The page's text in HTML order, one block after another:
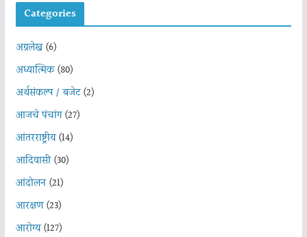
Categories
अग्रलेख(6)
अध्यात्मिक(80)
अर्थसंकल्प / बजेट(2)
आजचे पंचांग(27)
आंतरराष्ट्रीय(14)
आदिवासी(30)
आंदोलन(21)
आरक्षण(23)
आरोग्य(127)